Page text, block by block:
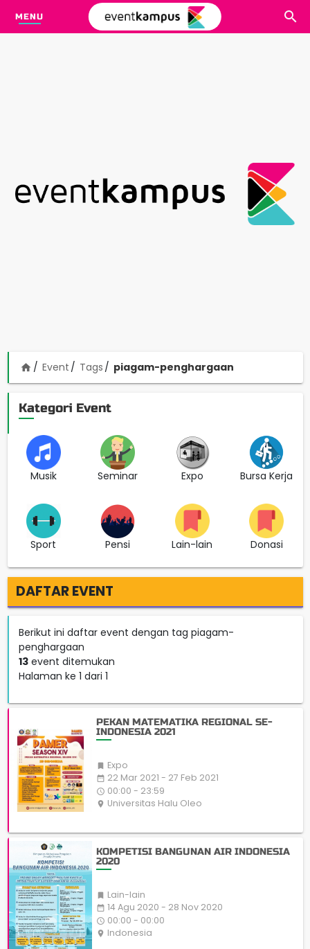
MENU
home Event Tags piagam-penghargaan
Kategori Event
Musik Seminar Expo Bursa Kerja
Sport Pensi Lain-lain Donasi
DAFTAR EVENT
Berikut ini daftar event dengan tag piagam-
penghargaan
13event ditemukan
Halaman ke 1 dari 1
PEKAN MATEMATIKA REGIONAL SE-
INDONESIA 2021
 Expo
date_range 22 Mar 2021 - 27 Feb 2021
access_time 00:00 - 23:59
place Universitas Halu Oleo
KOMPETISI BANGUNAN AIR INDONESIA
2020
 Lain-lain
date_range 14 Agu 2020 - 28 Nov 2020
access_time 00:00 - 00:00
place Indonesia